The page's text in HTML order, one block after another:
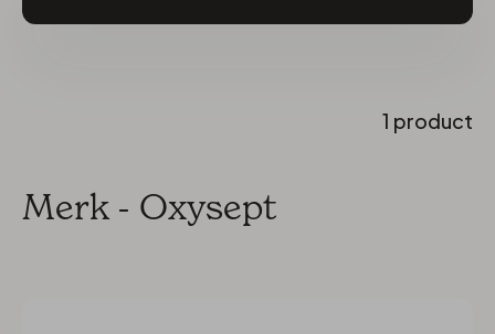
1 product
Merk - Oxysept